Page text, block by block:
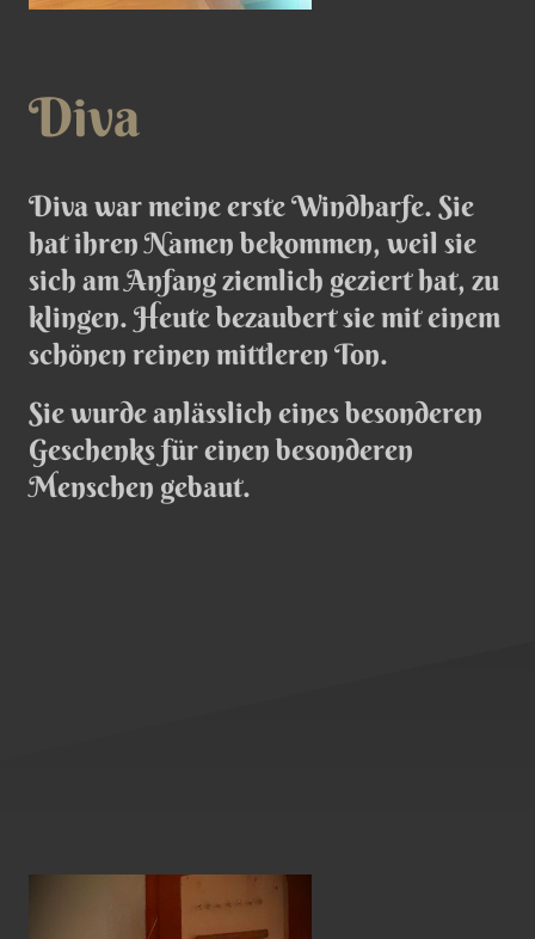
Diva
Diva war meine erste Windharfe. Sie
hat ihren Namen bekommen, weil sie
sich am Anfang ziemlich geziert hat, zu
klingen. Heute bezaubert sie mit einem
schönen reinen mittleren Ton.
Sie wurde anlässlich eines besonderen
Geschenks für einen besonderen
Menschen gebaut.